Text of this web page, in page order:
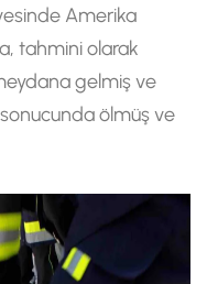
Amerika
tahmini olarak
gelmiş ve
ölmüş ve